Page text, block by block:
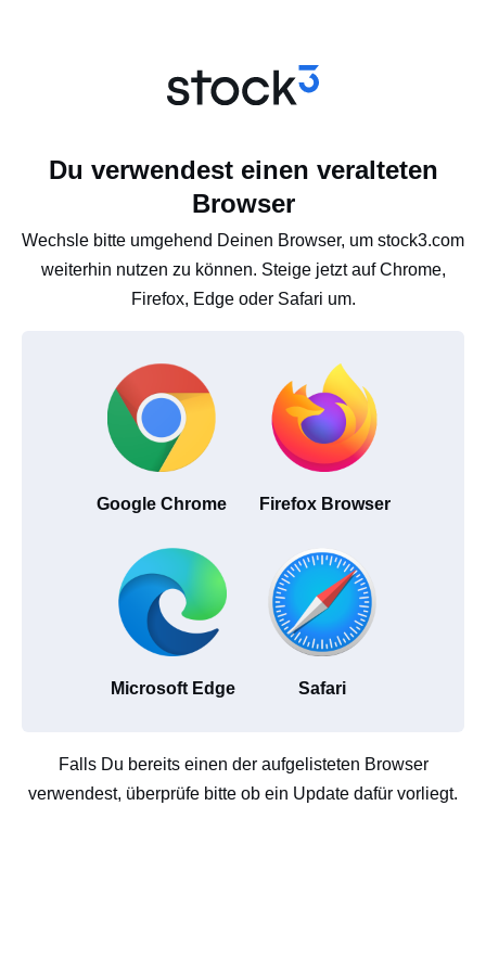
Du verwendest einen veralteten
Browser
Wechsle bitte umgehend Deinen Browser, um stock3.com
weiterhin nutzen zu können. Steige jetzt auf Chrome,
Firefox, Edge oder Safari um.
Google Chrome Firefox Browser
Microsoft Edge Safari
Falls Du bereits einen der aufgelisteten Browser
verwendest, überprüfe bitte ob ein Update dafür vorliegt.